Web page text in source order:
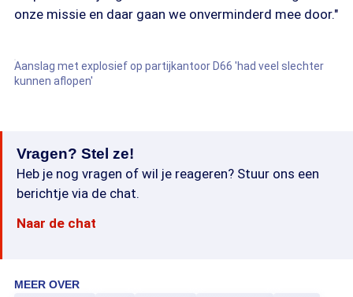
onze missie en daar gaan we onverminderd mee door."
Aanslag met explosief op partijkantoor D66 'had veel slechter
kunnen aflopen'
Vragen? Stel ze!
Heb je nog vragen of wil je reageren? Stuur ons een
berichtje via de chat.
Naar de chat
MEER OVER